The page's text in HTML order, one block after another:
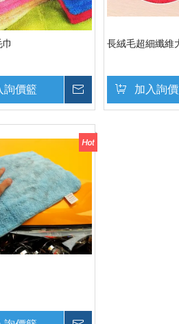
詢價籃
長絨毛超細纖維
加入詢